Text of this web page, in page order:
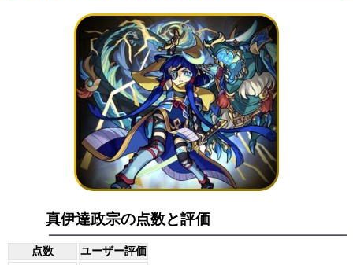
真伊達政宗の点数と評価
点数 ユーザー評価